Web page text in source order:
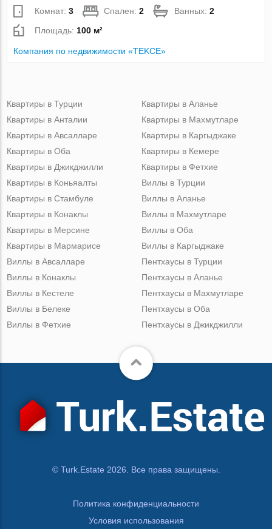
Комнат:3 Спален:2 Ванных:2
Площадь: 100 м²
Компания по недвижимости «TEKCE»
Квартиры в Турции
Квартиры в Анталии
Квартиры в Авсалларе
Квартиры в Оба
Квартиры в Джикджилли
Квартиры в Аланье
Квартиры в Махмутларе
Квартиры в Каргыджаке
Квартиры в Кемере
Квартиры в Фетхие
Квартиры в Коньяалты
Квартиры в Стамбуле
Квартиры в Конаклы
Квартиры в Мерсине
Квартиры в Мармарисе
Виллы в Турции
Виллы в Аланье
Виллы в Махмутларе
Виллы в Оба
Виллы в Каргыджаке
Виллы в Авсалларе
Виллы в Конаклы
Виллы в Кестеле
Виллы в Белеке
Виллы в Фетхие
Пентхаусы в Турции
Пентхаусы в Аланье
Пентхаусы в Махмутларе
Пентхаусы в Оба
Пентхаусы в Джикджилли
© Turk.Estate 2026. Все права защищены.
Политика конфиденциальности
Условия использования